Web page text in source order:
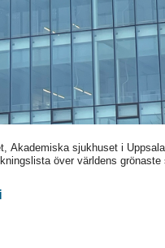
Akademiska sjukhuset i
över världens grönaste